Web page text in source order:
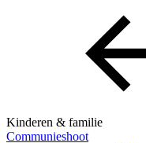
Kinderen & familie
Communieshoot